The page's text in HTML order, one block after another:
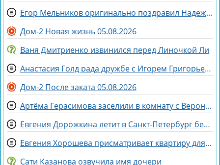
Егор Мельников оригинально поздравил Надежду Ермакову с разводом
Дом-2 Новая жизнь 05.08.2026
Ваня Дмитриенко извинился перед Линочкой Ли
Анастасия Голд рада дружбе с Игорем Григорьевым
Дом-2 После заката 05.08.2026
Артёма Герасимова заселили в комнату с Вероникой Строгановой
Евгения Дорожкина летит в Санкт-Петербург без мужа на несколько дней
Евгения Хорошева присматривает квартиру для покупки в Питере
Сати Казанова озвучила имя дочери